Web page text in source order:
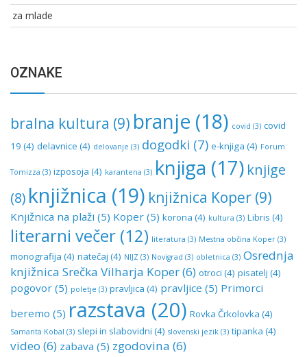
za mlade
OZNAKE
bralna kultura (9) branje (18) covid (3) covid
19 (4) delavnice (4) delovanje (3) dogodki (7) e-knjiga (4) Forum
Tomizza (3) izposoja (4) karantena (3) knjiga (17) knjige
(8) knjižnica (19) knjižnica Koper (9)
Knjižnica na plaži (5) Koper (5) korona (4) kultura (3) Libris (4)
literarni večer (12) literatura (3) Mestna občina Koper (3)
monografija (4) natečaj (4) NIJZ (3) Novigrad (3) obletnica (3) Osrednja
knjižnica Srečka Vilharja Koper(6) otroci (4) pisatelj (4)
pogovor (5) poletje (3) pravljica (4) pravljice (5) Primorci
beremo (5) razstava (20) Rovka Črkolovka (4)
Samanta Kobal (3) slepi in slabovidni (4) slovenski jezik (3) tipanka (4)
video (6) zabava (5) zgodovina (6)